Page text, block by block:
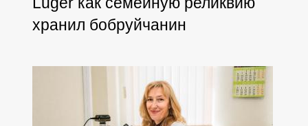
хранил бобруйчанин